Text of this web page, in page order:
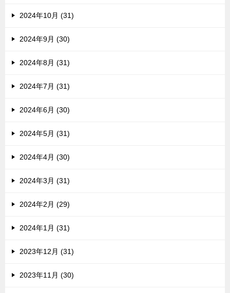
2024年10月 (31)
2024年9月 (30)
2024年8月 (31)
2024年7月 (31)
2024年6月 (30)
2024年5月 (31)
2024年4月 (30)
2024年3月 (31)
2024年2月 (29)
2024年1月 (31)
2023年12月 (31)
2023年11月 (30)